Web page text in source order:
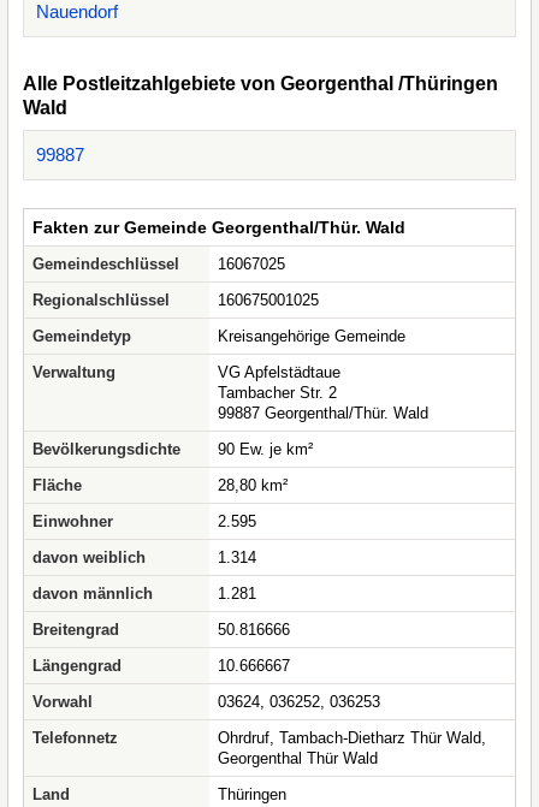
Nauendorf
Alle Postleitzahlgebiete von Georgenthal /Thüringen
Wald
99887
Fakten zur Gemeinde Georgenthal/Thür. Wald
Gemeindeschlüssel
16067025
Regionalschlüssel
160675001025
Gemeindetyp
Kreisangehörige Gemeinde
Verwaltung
VG Apfelstädtaue
Tambacher Str. 2
99887 Georgenthal/Thür. Wald
Bevölkerungsdichte
90 Ew. je km²
Fläche
28,80 km²
Einwohner
2.595
davon weiblich
1.314
davon männlich
1.281
Breitengrad
50.816666
Längengrad
10.666667
Vorwahl
03624, 036252, 036253
Telefonnetz
Ohrdruf, Tambach-Dietharz Thür Wald,
Georgenthal Thür Wald
Land
Thüringen